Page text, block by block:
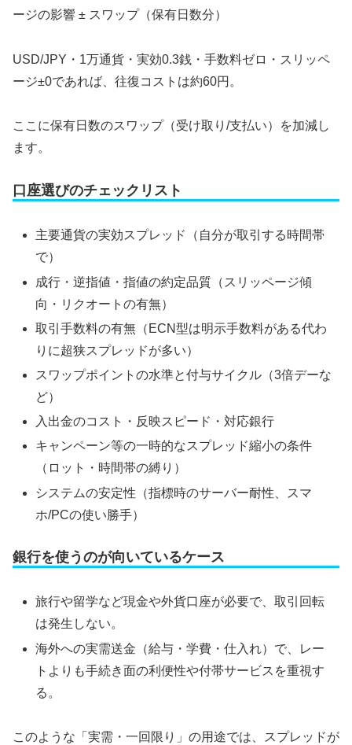
ージの影響 ± スワップ（保有日数分）
USD/JPY・1万通貨・実効0.3銭・手数料ゼロ・スリッペ
ージ±0であれば、往復コストは約60円。
ここに保有日数のスワップ（受け取り/支払い）を加減し
ます。
口座選びのチェックリスト
主要通貨の実効スプレッド（自分が取引する時間帯
で）
成行・逆指値・指値の約定品質（スリッページ傾
向・リクオートの有無）
取引手数料の有無（ECN型は明示手数料がある代わ
りに超狭スプレッドが多い）
スワップポイントの水準と付与サイクル（3倍デーな
ど）
入出金のコスト・反映スピード・対応銀行
キャンペーン等の一時的なスプレッド縮小の条件
（ロット・時間帯の縛り）
システムの安定性（指標時のサーバー耐性、スマ
ホ/PCの使い勝手）
銀行を使うのが向いているケース
旅行や留学など現金や外貨口座が必要で、取引回転
は発生しない。
海外への実需送金（給与・学費・仕入れ）で、レー
トよりも手続き面の利便性や付帯サービスを重視す
る。
このような「実需・一回限り」の用途では、スプレッドが